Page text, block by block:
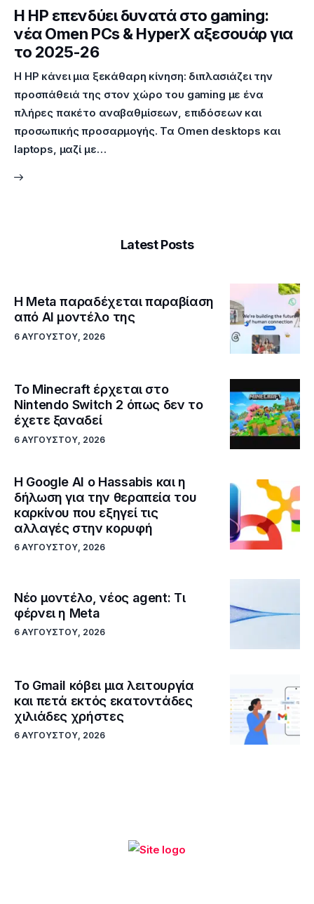
Η HP επενδύει δυνατά στο gaming:
νέα Omen PCs & HyperX αξεσουάρ για
το 2025-26
Η HP κάνει μια ξεκάθαρη κίνηση: διπλασιάζει την
προσπάθειά της στον χώρο του gaming με ένα
πλήρες πακέτο αναβαθμίσεων, επιδόσεων και
προσωπικής προσαρμογής. Τα Omen desktops και
laptops, μαζί με…
Latest Posts
Η Meta παραδέχεται παραβίαση
από AI μοντέλο της
6 ΑΥΓΟΎΣΤΟΥ, 2026
Το Minecraft έρχεται στο
Nintendo Switch 2 όπως δεν το
έχετε ξαναδεί
6 ΑΥΓΟΎΣΤΟΥ, 2026
Η Google ΑΙ ο Hassabis και η
δήλωση για την θεραπεία του
καρκίνου που εξηγεί τις
αλλαγές στην κορυφή
6 ΑΥΓΟΎΣΤΟΥ, 2026
Νέο μοντέλο, νέος agent: Τι
φέρνει η Meta
6 ΑΥΓΟΎΣΤΟΥ, 2026
Το Gmail κόβει μια λειτουργία
και πετά εκτός εκατοντάδες
χιλιάδες χρήστες
6 ΑΥΓΟΎΣΤΟΥ, 2026